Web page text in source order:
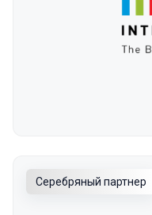
Серебряный партнер